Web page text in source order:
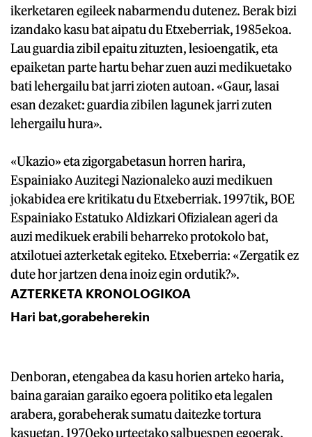
ikerketaren egileek nabarmendu dutenez. Berak bizi
izandako kasu bat aipatu du Etxeberriak, 1985ekoa.
Lau guardia zibil epaitu zituzten, lesioengatik, eta
epaiketan parte hartu behar zuen auzi medikuetako
bati lehergailu bat jarri zioten autoan. «Gaur, lasai
esan dezaket: guardia zibilen lagunek jarri zuten
lehergailu hura».
«Ukazio» eta zigorgabetasun horren harira,
Espainiako Auzitegi Nazionaleko auzi medikuen
jokabidea ere kritikatu du Etxeberriak. 1997tik, BOE
Espainiako Estatuko Aldizkari Ofizialean ageri da
auzi medikuek erabili beharreko protokolo bat,
atxilotuei azterketak egiteko. Etxeberria: «Zergatik ez
dute hor jartzen dena inoiz egin ordutik?».
AZTERKETA KRONOLOGIKOA
Hari bat,gorabeherekin
Denboran, etengabea da kasu horien arteko haria,
baina garaian garaiko egoera politiko eta legalen
arabera, gorabeherak sumatu daitezke tortura
kasuetan. 1970eko urteetako salbuespen egoerak,